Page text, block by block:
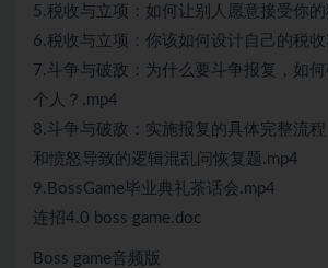
5.税收与立项：如何让别人愿意接受你
6.税收与立项：你该如何设计自己的税
7.斗争与破敌：为什么要斗争报复，如
个人？.mp4
8.斗争与破敌：实施报复的具体完整流
和愤怒导致的逻辑混乱问恢复题.mp4
9.BossGame毕业典礼茶话会.mp4
连招4.0 boss game.doc
Boss game音频版